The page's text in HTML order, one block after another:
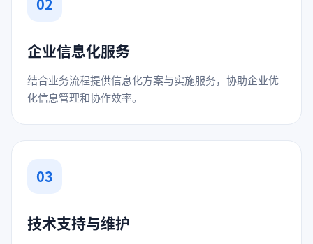
企业信息化服务
结合业务流程提供信息化方案与实施服务，协助企业优
化信息管理和协作效率。
03
技术支持与维护